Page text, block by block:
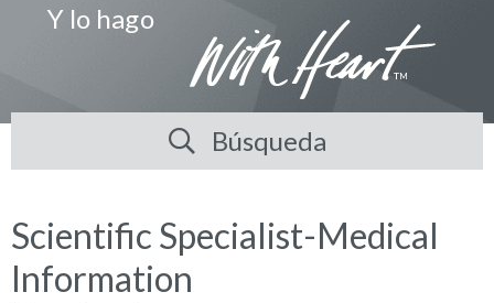
Y lo hago
Búsqueda
Scientific Specialist-Medical
Information